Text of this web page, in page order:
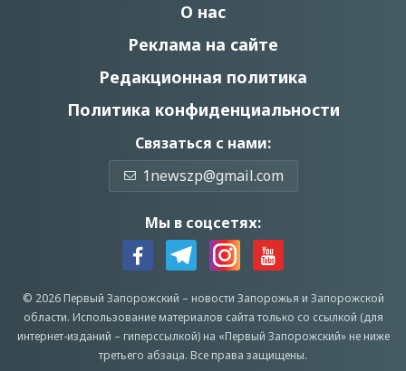
О нас
Реклама на сайте
Редакционная политика
Политика конфиденциальности
Связаться с нами:
1newszp@gmail.com
Мы в соцсетях:
© 2026 Первый Запорожский – новости Запорожья и Запорожской
области. Использование материалов сайта только со ссылкой (для
интернет-изданий – гиперссылкой) на «Первый Запорожский» не ниже
третьего абзаца. Все права защищены.